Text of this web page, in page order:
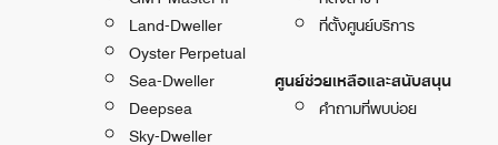
Land-Dweller
Oyster Perpetual
Sea-Dweller
Deepsea
Sky-Dweller
ที่ตั้งศูนย์บริการ
ศูนย์ช่วยเหลือและสนับสนุน
คำถามที่พบบ่อย